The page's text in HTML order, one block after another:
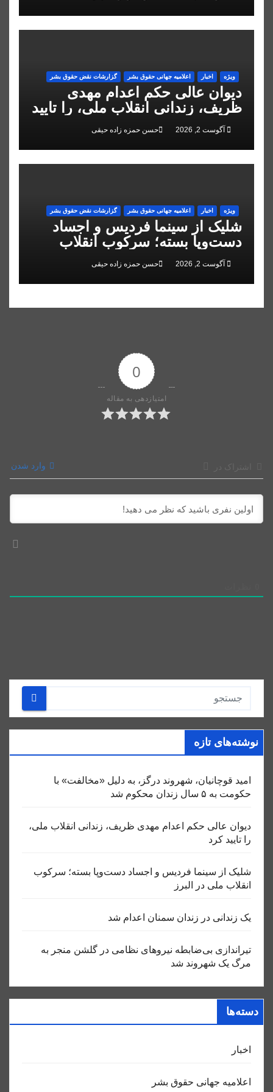
ویژه اخبار اعلاميه جهانی حقوق بشر گزارشات نقض حقوق بشر
دیوان عالی حکم اعدام مهدی
ظریف، زندانی انقلاب ملی، را تایید
کردآگوست 2, 2026 حسن حمزه زاده حیقی
ویژه اخبار اعلاميه جهانی حقوق بشر گزارشات نقض حقوق بشر
شلیک از سینما فردیس و اجساد
دست‌وپا بسته؛ سرکوب انقلاب
ملی در البرز
آگوست 2, 2026 حسن حمزه زاده حیقی
0
امتیازدهی به مقاله
وارد شدن
نوشته‌های تازه
امید قوچانیان، شهروند درگز، به دلیل «مخالفت» با
حکومت به ۵ سال زندان محکوم شد
دیوان عالی حکم اعدام مهدی ظریف، زندانی انقلاب ملی،
را تایید کرد
شلیک از سینما فردیس و اجساد دست‌وپا بسته؛ سرکوب
انقلاب ملی در البرز
یک زندانی در زندان سمنان اعدام شد
تیراندازی بی‌ضابطه نیروهای نظامی در گلشن منجر به
مرگ یک شهروند شد
دسته‌ها
اخبار
اعلاميه جهانی حقوق بشر